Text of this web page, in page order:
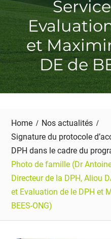
et
DE de
Home
Nos actualités
Signature du protocole
DPH dans le cadre du
Photo de famille (Dr
Directeur de la DPH, Aliou
et Evaluation de le DPH et
BEES-ONG)